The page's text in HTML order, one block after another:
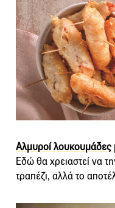
Αλμυροί λουκουμάδες
Εδώ θα χρειαστεί να
τραπέζι, αλλά το